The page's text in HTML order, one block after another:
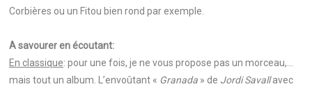
Corbières ou un Fitou bien rond par exemple.
A savourer en écoutant:
En classique: pour une fois, je ne vous propose pas un morceau,…
mais tout un album. L’envoûtant « Granada » de Jordi Savallavec